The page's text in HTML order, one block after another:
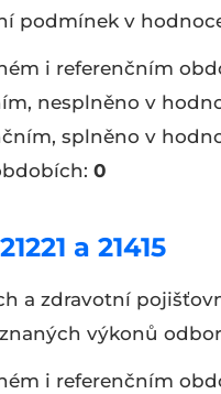
podmínek v
i referenčním
nesplněno v
splněno v
0
a 21415
a zdravotní
výkonů
i referenčním